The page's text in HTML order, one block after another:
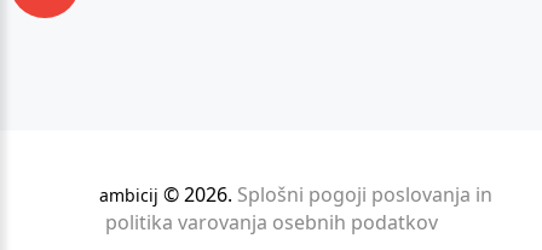
ambicij © 2026. Splošni pogoji poslovanja in
politika varovanja osebnih podatkov